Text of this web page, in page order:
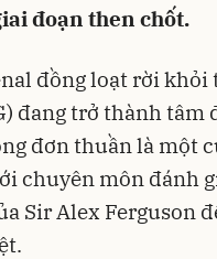
đoạn then chốt.
đồng loạt rời
đang trở thành tâm
đơn thuần là một
chuyên môn đánh
Sir Alex Ferguson